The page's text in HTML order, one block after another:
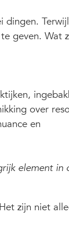
dingen.
geven. Wat
over
en
element in
zijn niet